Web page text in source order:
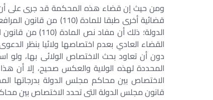
ومن حيث إن قضاء هذه المحكمة قد جرى على أن
قضائية أخرى طبقا
الدولة؛ ذلك أن
القضاء العادي بعدم اختصاصها ولائيا بنظر
دون أن تعاود بحث الاختصاص الولائى بها، ولو
المحددة لهذه الولاية والعكس صحيح، إلا أن
الاختصاص بين محاكم مجلس الدولة بدرجاتها
قانون مجلس الدولة التى تحدد الاختصاص بين